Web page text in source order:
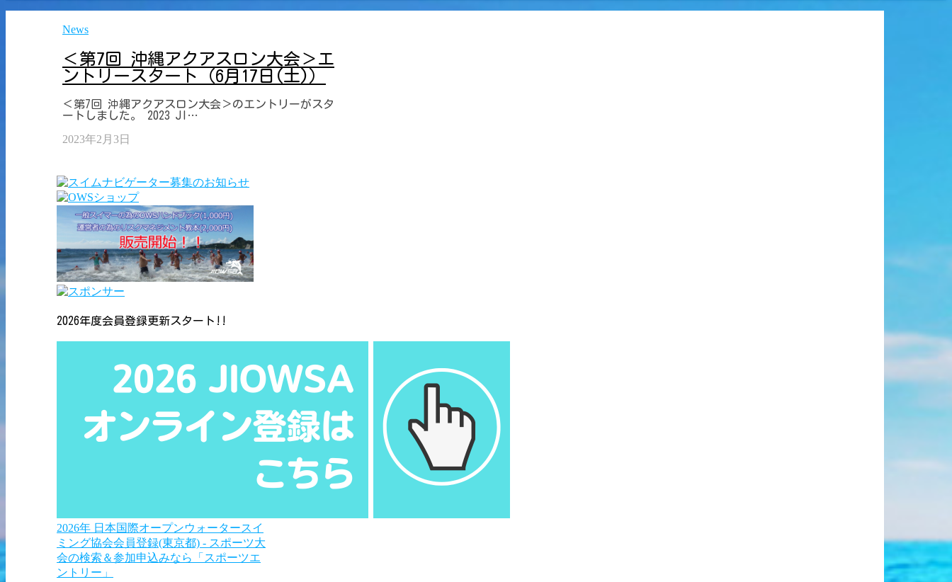
News
＜第7回 沖縄アクアスロン大会＞エ
ントリースタート（6月17日(土)）
＜第7回 沖縄アクアスロン大会＞のエントリーがスタ
ートしました。 2023 JI…
2023年2月3日
2026年度会員登録更新スタート!!
2026年 日本国際オープンウォータースイ
ミング協会会員登録(東京都) - スポーツ大
会の検索＆参加申込みなら「スポーツエ
ントリー」